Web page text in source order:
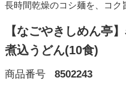
長時間乾燥のコシ麺を、コク
【なごやきしめん亭
煮込うどん(10食)
商品番号 8502243